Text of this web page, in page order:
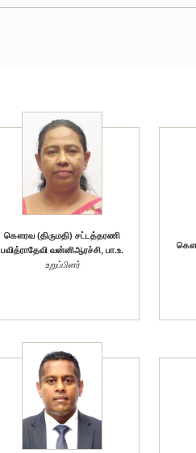
கௌரவ (திருமதி) சட்டத்தரணி
பவித்ராதேவி வன்னிஆரச்சி, பா.உ.
உறுப்பினர்